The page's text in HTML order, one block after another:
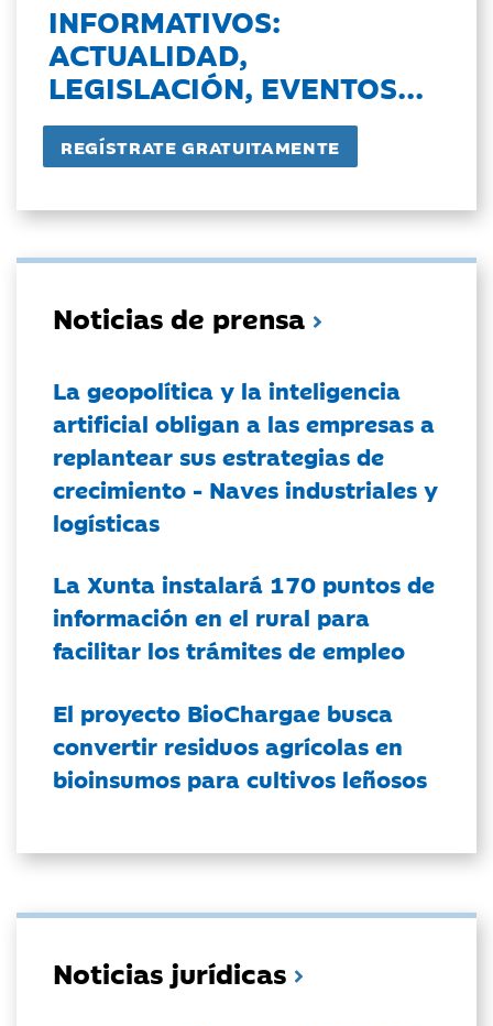
INFORMATIVOS:
ACTUALIDAD,
LEGISLACIÓN, EVENTOS...
Noticias de prensa
La geopolítica y la inteligencia
artificial obligan a las empresas a
replantear sus estrategias de
crecimiento - Naves industriales y
logísticas
La Xunta instalará 170 puntos de
información en el rural para
facilitar los trámites de empleo
El proyecto BioChargae busca
convertir residuos agrícolas en
bioinsumos para cultivos leñosos
Noticias jurídicas